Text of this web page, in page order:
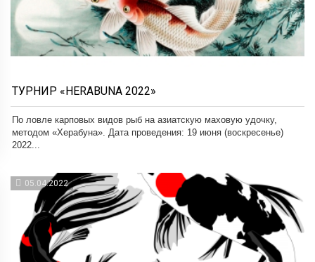
ТУРНИР «HERABUNA 2022»
По ловле карповых видов рыб на азиатскую маховую удочку,
методом «Херабуна». Дата проведения: 19 июня (воскресенье)
2022...
05.04.2022